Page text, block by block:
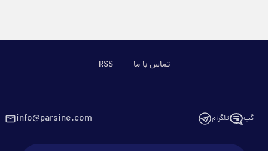
تماس با ما RSS
گپ تلگرام info@parsine.com